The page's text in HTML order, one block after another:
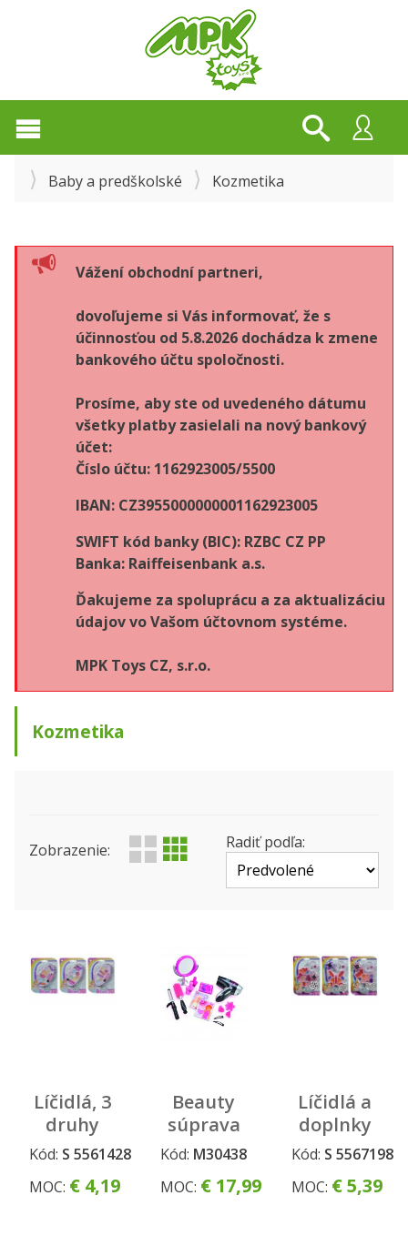
Baby a predškolské Kozmetika
Vážení obchodní partneri,
dovoľujeme si Vás informovať, že s
účinnosťou od 5.8.2026 dochádza k zmene
bankového účtu spoločnosti.
Prosíme, aby ste od uvedeného dátumu
všetky platby zasielali na nový bankový
účet:
Číslo účtu: 1162923005/5500
IBAN: CZ3955000000001162923005
SWIFT kód banky (BIC): RZBC CZ PP
Banka: Raiffeisenbank a.s.
Ďakujeme za spoluprácu a za aktualizáciu
údajov vo Vašom účtovnom systéme.
MPK Toys CZ, s.r.o.
Kozmetika
Zobrazenie: Radiť podľa:
Líčidlá, 3
druhy
Kód: S 5561428
MOC: € 4,19
Beauty
súprava
veľká
Kód: M30438
MOC: € 17,99
Líčidlá a
doplnky
pre
3 druhy
Kód: S 5567198
MOC: € 5,39